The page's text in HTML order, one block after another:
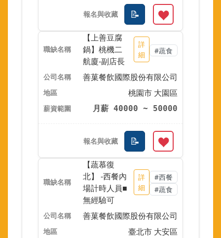
【上善豆腐
鍋】桃機二
航廈-副店長
詳
細
#蔬食
善菓餐飲國際股份有限公司
桃園市 大園區
月薪 40000 ~ 50000
【蔬慕復
北】 -西餐內
場計時人員■
無經驗可
詳
細
#西餐
#蔬食
善菓餐飲國際股份有限公司
臺北市 大安區